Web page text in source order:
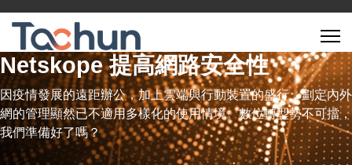
Netskope 提高網路安全性
因疫情發展的遠距辦公，加上雲端與行動裝置的盛行，劃定內外
網的管理顯然已不適用多樣化的使用情境。數位轉型勢不可擋，
我們準備好了嗎？